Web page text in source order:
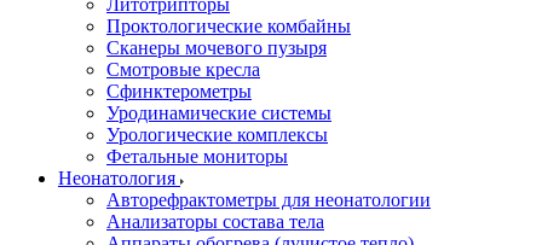
Литотрипторы
Проктологические комбайны
Сканеры мочевого пузыря
Смотровые кресла
Сфинктерометры
Уродинамические системы
Урологические комплексы
Фетальные мониторы
Неонатология
Авторефрактометры для неонатологии
Анализаторы состава тела